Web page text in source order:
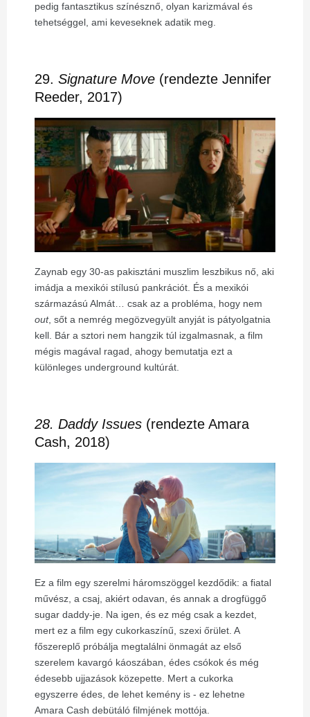
pedig fantasztikus színésznő, olyan karizmával és
tehetséggel, ami keveseknek adatik meg.
29. Signature Move (rendezte Jennifer
Reeder, 2017)
Zaynab egy 30-as pakisztáni muszlim leszbikus nő, aki
imádja a mexikói stílusú pankrációt. És a mexikói
származású Almát… csak az a probléma, hogy nem
out, sőt a nemrég megözvegyült anyját is pátyolgatnia
kell. Bár a sztori nem hangzik túl izgalmasnak, a film
mégis magával ragad, ahogy bemutatja ezt a
különleges underground kultúrát.
28. Daddy Issues (rendezte Amara
Cash, 2018)
Ez a film egy szerelmi háromszöggel kezdődik: a fiatal
művész, a csaj, akiért odavan, és annak a drogfüggő
sugar daddy-je. Na igen, és ez még csak a kezdet,
mert ez a film egy cukorkaszínű, szexi őrület. A
főszereplő próbálja megtalálni önmagát az első
szerelem kavargó káoszában, édes csókok és még
édesebb ujjazások közepette. Mert a cukorka
egyszerre édes, de lehet kemény is - ez lehetne
Amara Cash debütáló filmjének mottója.